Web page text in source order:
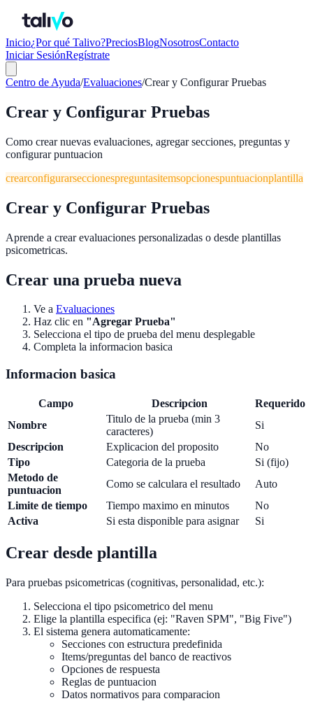
Inicio¿Por qué Talivo?PreciosBlogNosotrosContacto
Iniciar SesiónRegístrate
Centro de Ayuda/Evaluaciones/Crear y Configurar Pruebas
Crear y Configurar Pruebas
Como crear nuevas evaluaciones, agregar secciones, preguntas y
configurar puntuacion
crearconfigurarseccionespreguntasitemsopcionespuntuacionplantilla
Crear y Configurar Pruebas
Aprende a crear evaluaciones personalizadas o desde plantillas
psicometricas.
Crear una prueba nueva
Ve a Evaluaciones
Haz clic en "Agregar Prueba"
Selecciona el tipo de prueba del menu desplegable
Completa la informacion basica
Informacion basica
Campo Descripcion
Requerido
Nombre
Titulo de la prueba (min 3
caracteres)
Si
Descripcion
Explicacion del proposito
No
Tipo
Categoria de la prueba
Si (fijo)
Metodo de
puntuacion
Como se calculara el resultado
Auto
Limite de tiempo
Tiempo maximo en minutos
No
Activa
Si esta disponible para asignar Si
Crear desde plantilla
Para pruebas psicometricas (cognitivas, personalidad, etc.):
Selecciona el tipo psicometrico del menu
Elige la plantilla especifica (ej: "Raven SPM", "Big Five")
El sistema genera automaticamente:
Secciones con estructura predefinida
Items/preguntas del banco de reactivos
Opciones de respuesta
Reglas de puntuacion
Datos normativos para comparacion